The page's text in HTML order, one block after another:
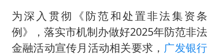
“开学三件套”全线暴涨
总书记点赞的非遗苗绣焕发新生机
为深入贯彻《防范和处置非法集资条
例》，落实市机制办做好2025年防范非法
金融活动宣传月活动相关要求， 广发银行